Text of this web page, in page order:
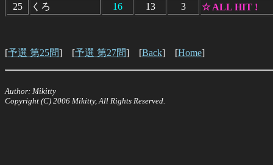
25
くろ 16 13 3 ☆ ALL HIT !
[予選 第25問] [予選 第27問] [Back] [Home]
Author: Mikitty
Copyright (C) 2006 Mikitty, All Rights Reserved.